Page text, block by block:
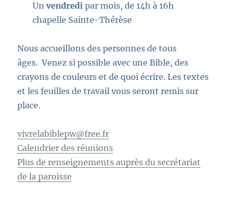
Unvendredi par mois, de 14h à 16h
chapelle Sainte-Thérèse
Nous accueillons des personnes de tous
âges. Venez si possible avec une Bible, des
crayons de couleurs et de quoi écrire. Les textes
et les feuilles de travail vous seront remis sur
place.
vivrelabiblepw@free.fr
Calendrier des réunions
Plus de renseignements auprès du secrétariat
de la paroisse